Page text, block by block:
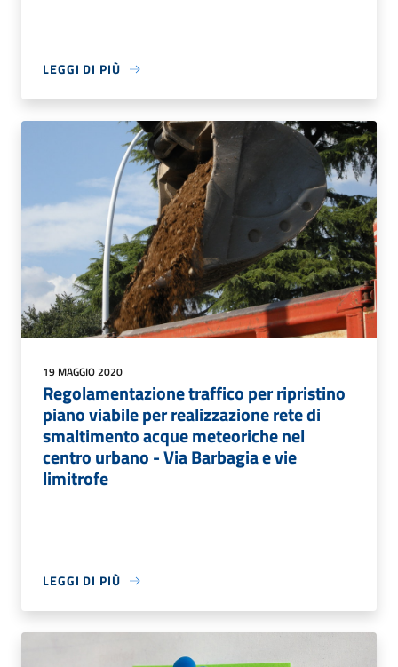
LEGGI DI PIÙ
19 MAGGIO 2020
Regolamentazione traffico per ripristino
piano viabile per realizzazione rete di
smaltimento acque meteoriche nel
centro urbano - Via Barbagia e vie
limitrofe
LEGGI DI PIÙ